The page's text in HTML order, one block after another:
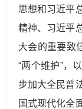
思想和习近平
精神、习近平
大会的重要致
“两个维护”，
步加大全民普
国式现代化全